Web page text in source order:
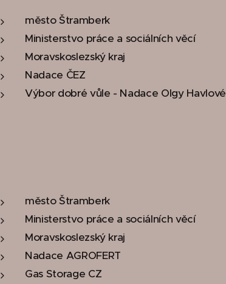
město Štramberk
Ministerstvo práce a sociálních věcí
Moravskoslezský kraj
Nadace ČEZ
Výbor dobré vůle - Nadace Olgy Havlové
město Štramberk
Ministerstvo práce a sociálních věcí
Moravskoslezský kraj
Nadace AGROFERT
Gas Storage CZ